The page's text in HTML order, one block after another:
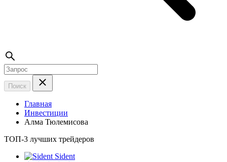
Поиск
Главная
Инвестиции
Алма Тюлемисова
ТОП-3 лучших трейдеров
Sident